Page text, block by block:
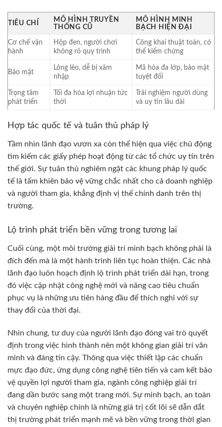
TIÊU CHÍ
MÔ HÌNH TRUYỀN
THỐNG CŨ
MÔ HÌNH MINH
BẠCH HIỆN ĐẠI
Cơ chế vận
hành
Hộp đen, người chơi
không rõ quy trình
Công khai thuật toán, có
thể kiểm chứng
Bảo mật
Lỏng lẻo, dễ bị xâm
nhập
Mã hóa đa lớp, bảo mật
tuyệt đối
Trọng tâm
phát triển
Tối đa hóa lợi nhuận tức
thời
Trải nghiệm người dùng
và uy tín lâu dài
Hợp tác quốc tế và tuân thủ pháp lý
Tầm nhìn lãnh đạo vươn xa còn thể hiện qua việc chủ động
tìm kiếm các giấy phép hoạt động từ các tổ chức uy tín trên
thế giới. Sự tuân thủ nghiêm ngặt các khung pháp lý quốc
tế là tấm khiên bảo vệ vững chắc nhất cho cả doanh nghiệp
và người tham gia, khẳng định vị thế chính danh trên thị
trường.
Lộ trình phát triển bền vững trong tương lai
Cuối cùng, một môi trường giải trí minh bạch không phải là
đích đến mà là một hành trình liên tục hoàn thiện. Các nhà
lãnh đạo luôn hoạch định lộ trình phát triển dài hạn, trong
đó việc cập nhật công nghệ mới và nâng cao tiêu chuẩn
phục vụ là những ưu tiên hàng đầu để thích nghi với sự
thay đổi của thời đại.
Nhìn chung, tư duy của người lãnh đạo đóng vai trò quyết
định trong việc hình thành nên một không gian giải trí văn
minh và đáng tin cậy. Thông qua việc thiết lập các chuẩn
mực đạo đức, ứng dụng công nghệ tiên tiến và cam kết bảo
vệ quyền lợi người tham gia, ngành công nghiệp giải trí
đang dần bước sang một trang mới. Sự minh bạch, an toàn
và chuyên nghiệp chính là những giá trị cốt lõi sẽ dẫn dắt
thị trường phát triển mạnh mẽ và bền vững trong thời gian